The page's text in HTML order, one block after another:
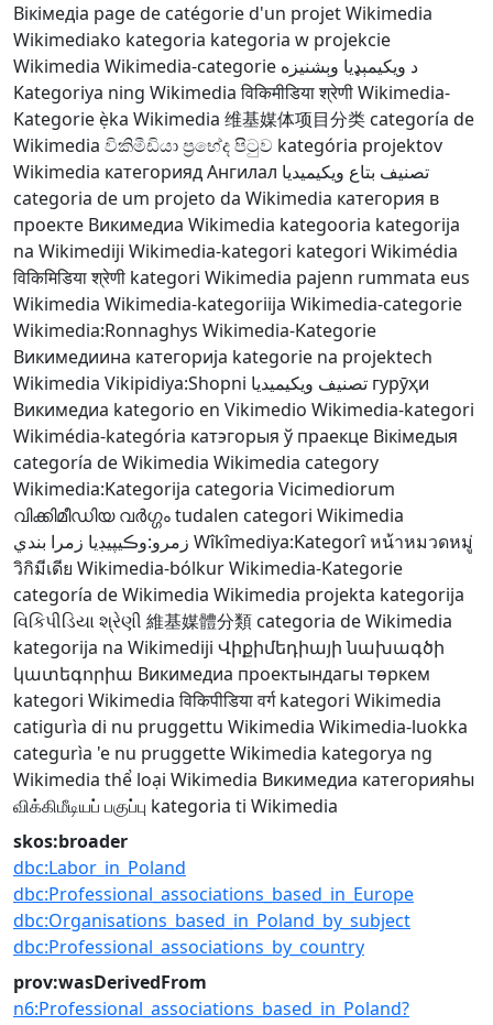
Вікімедіа page de catégorie d'un projet Wikimedia
Wikimediako kategoria kategoria w projekcie
Wikimedia Wikimedia-categorie د ويکيمېډيا وېشنيزه
Kategoriya ning Wikimedia विकिमीडिया श्रेणीWikimedia-
Kategorie ẹ̀ka Wikimedia 维基媒体项目分类 categoría de
Wikimedia විකිමීඩියා ප්‍රභේද පිටුව kategória projektov
Wikimedia категорияд Ангилал تصنيف بتاع ويكيميديا
categoria de um projeto da Wikimedia категория в
проекте Викимедиа Wikimedia kategooria kategorija
na Wikimediji Wikimedia-kategori kategori Wikimédia
विकिमिडिया श्रेणी kategori Wikimedia pajenn rummata eus
Wikimedia Wikimedia-kategoriija Wikimedia-categorie
Wikimedia:Ronnaghys Wikimedia-Kategorie
Викимедиина категорија kategorie na projektech
Wikimedia Vikipidiya:Shopni تصنيف ويكيميديا гурӯҳи
Викимедиа kategorio en Vikimedio Wikimedia-kategori
Wikimédia-kategória катэгорыя ў праекце Вікімедыя
categoría de Wikimedia Wikimedia category
Wikimedia:Kategorija categoria Vicimediorum
വിക്കിമീഡിയ വർഗ്ഗംtudalen categori Wikimedia
زمرو:وڪيپيڊيا زمرا بندي Wîkîmediya:Kategorîหน้าหมวดหมู่
วิกิมีเดีย Wikimedia-bólkurWikimedia-Kategorie
categoría de Wikimedia Wikimedia projekta kategorija
વિકિપીડિયા શ્રેણી 維基媒體分類 categoria de Wikimedia
kategorija na Wikimediji Վիքիմեդիայի նախագծի
կատեգորիա Викимедиа проектындагы төркем
kategori Wikimedia विकिपीडिया वर्ग kategori Wikimedia
catigurìa di nu pruggettu Wikimedia Wikimedia-luokka
categurìa 'e nu pruggette Wikimedia kategorya ng
Wikimedia thể loại Wikimedia Викимедиа категорияһы
விக்கிமீடியப் பகுப்பு kategoria ti Wikimedia
skos:broader
dbc:Labor_in_Poland
dbc:Professional_associations_based_in_Europe
dbc:Organisations_based_in_Poland_by_subject
dbc:Professional_associations_by_country
prov:wasDerivedFrom
n6:Professional_associations_based_in_Poland?